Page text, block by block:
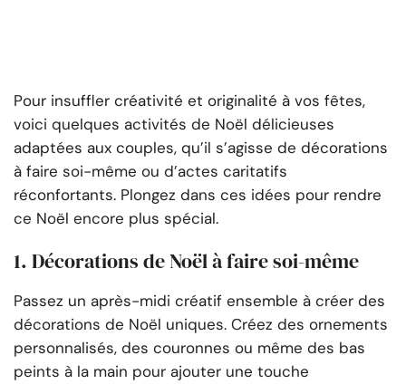
Pour insuffler créativité et originalité à vos fêtes,
voici quelques activités de Noël délicieuses
adaptées aux couples, qu’il s’agisse de décorations
à faire soi-même ou d’actes caritatifs
réconfortants. Plongez dans ces idées pour rendre
ce Noël encore plus spécial.
1. Décorations de Noël à faire soi-même
Passez un après-midi créatif ensemble à créer des
décorations de Noël uniques. Créez des ornements
personnalisés, des couronnes ou même des bas
peints à la main pour ajouter une touche